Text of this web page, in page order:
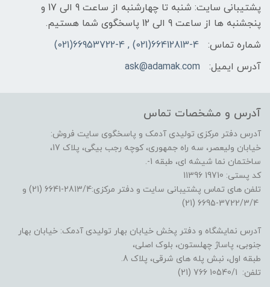
پشتیبانی سایت: شنبه تا چهارشنبه از ساعت 9 الی 17 و
پنجشنبه ها از ساعت 9 الی 12 پاسخگوی شما هستیم.
شماره تماس:
66412813-4(021) , 66953722-4(021)
آدرس ایمیل:
ask@adamak.com
آدرس و مشخصات تماس
آدرس دفتر مرکزی تولیدی آدمک و پاسخگوی سایت فروش:
خیابان ولیعصر، سه راه جمهوری، کوچه رجب بیگی، پلاک 17،
ساختمان نما شیشه ای، طبقه 1-.
کد پستی: 19710 11396
تلفن های تماس پشتیبانی سایت و دفتر مرکزی:2813/4-6641 (21) و
آدرس نمایشگاه و دفتر پخش خیابان بهار تولیدی آدمک: خیابان بهار
جنوبی، پاساژ چهلستون، بلوک اصلی،
طبقه اول، نبش پله های شرقی، پلاک 8.
تلفن: 10540/1 766 (21)